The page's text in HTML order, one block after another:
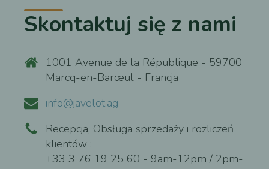
Skontaktuj się z nami
1001 Avenue de la République - 59700
Marcq-en-Barœul - Francja
info@javelot.ag
Recepcja, Obsługa sprzedaży i rozliczeń
klientów :
+33 3 76 19 25 60 - 9am-12pm / 2pm-